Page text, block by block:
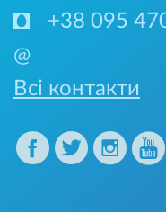
+38 095
@
Всі контакти